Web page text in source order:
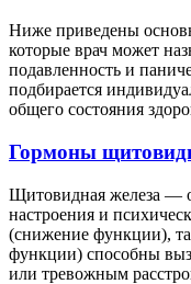
Ниже приведены
которые врач может
подавленность и
подбирается
общего состояния
Гормоны
Щитовидная железа —
настроения и
(снижение функции),
функции) способны
или тревожным